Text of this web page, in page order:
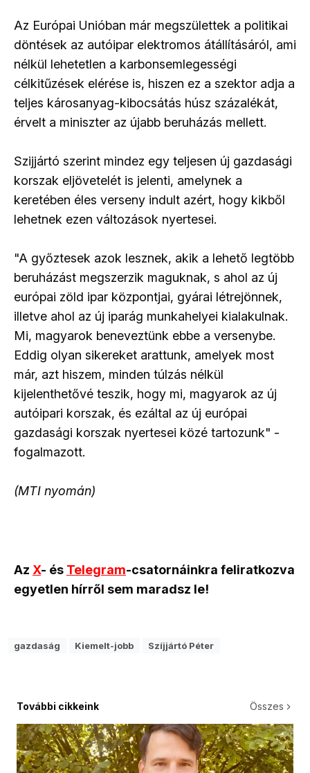
Az Európai Unióban már megszülettek a politikai
döntések az autóipar elektromos átállításáról, ami
nélkül lehetetlen a karbonsemlegességi
célkitűzések elérése is, hiszen ez a szektor adja a
teljes károsanyag-kibocsátás húsz százalékát,
érvelt a miniszter az újabb beruházás mellett.
Szijjártó szerint mindez egy teljesen új gazdasági
korszak eljövetelét is jelenti, amelynek a
keretében éles verseny indult azért, hogy kikből
lehetnek ezen változások nyertesei.
"A győztesek azok lesznek, akik a lehető legtöbb
beruházást megszerzik maguknak, s ahol az új
európai zöld ipar központjai, gyárai létrejönnek,
illetve ahol az új iparág munkahelyei kialakulnak.
Mi, magyarok beneveztünk ebbe a versenybe.
Eddig olyan sikereket arattunk, amelyek most
már, azt hiszem, minden túlzás nélkül
kijelenthetővé teszik, hogy mi, magyarok az új
autóipari korszak, és ezáltal az új európai
gazdasági korszak nyertesei közé tartozunk" -
fogalmazott.
(MTI nyomán)
Az X- és Telegram-csatornáinkra feliratkozva
egyetlen hírről sem maradsz le!
gazdaság Kiemelt-jobb Szíjjártó Péter
További cikkeink Összes